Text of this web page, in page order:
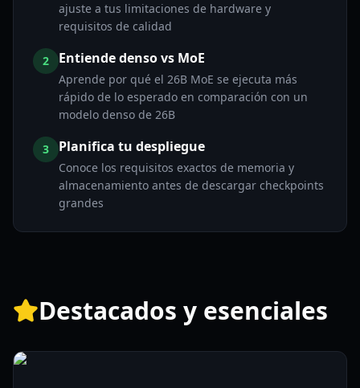
ajuste a tus limitaciones de hardware y
requisitos de calidad
2 Entiende denso vs MoE
Aprende por qué el 26B MoE se ejecuta más
rápido de lo esperado en comparación con un
modelo denso de 26B
3 Planifica tu despliegue
Conoce los requisitos exactos de memoria y
almacenamiento antes de descargar checkpoints
grandes
Destacados y esenciales